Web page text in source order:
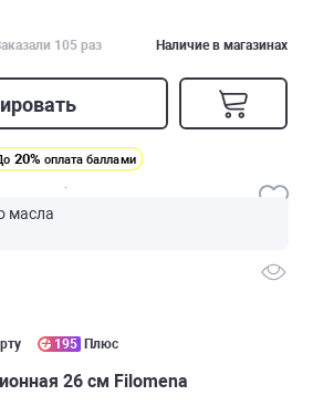
105 раз Наличие в магазинах
20% оплата баллами
масла
195 Плюс
26 см Filomena